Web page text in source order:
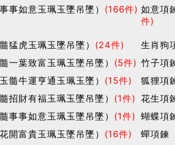
事如意玉珮玉墜吊墜） (166件) 如意項
件)
猛虎玉珮玉墜吊墜） (24件)
生肖狗
一葉致富玉珮玉墜吊墜） (5件) 竹子項
髓牛運亨通玉珮玉墜） (15件)
狐狸項
招財有福玉珮玉墜吊墜） (1件) 花生項
事事如意玉珮玉墜吊墜） (1件) 蝴蝶項
開富貴玉珮玉墜吊墜） (16件)
蟬項鍊